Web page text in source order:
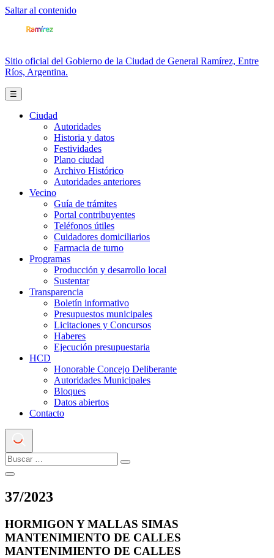
Saltar al contenido
Sitio oficial del Gobierno de la Ciudad de General Ramírez, Entre
Ríos, Argentina.
☰
Ciudad
Autoridades
Historia y datos
Festividades
Plano ciudad
Archivo Histórico
Autoridades anteriores
Vecino
Guía de trámites
Portal contribuyentes
Teléfonos útiles
Cuidadores domiciliarios
Farmacia de turno
Programas
Producción y desarrollo local
Sustentar
Transparencia
Boletín informativo
Presupuestos municipales
Licitaciones y Concursos
Haberes
Ejecución presupuestaria
HCD
Honorable Concejo Deliberante
Autoridades Municipales
Bloques
Datos abiertos
Contacto
37/2023
HORMIGON Y MALLAS SIMAS
MANTENIMIENTO DE CALLES
MANTENIMIENTO DE CALLES